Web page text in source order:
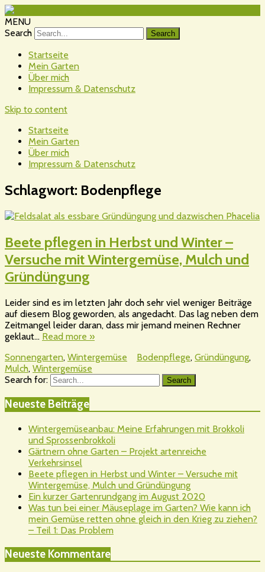
MENU
Search
Startseite
Mein Garten
Über mich
Impressum & Datenschutz
Skip to content
Startseite
Mein Garten
Über mich
Impressum & Datenschutz
Schlagwort: Bodenpflege
Beete pflegen in Herbst und Winter –
Versuche mit Wintergemüse, Mulch und
Gründüngung
Leider sind es im letzten Jahr doch sehr viel weniger Beiträge
auf diesem Blog geworden, als angedacht. Das lag neben dem
Zeitmangel leider daran, dass mir jemand meinen Rechner
geklaut… Read more »
Sonnengarten, Wintergemüse Bodenpflege, Gründüngung,
Mulch, Wintergemüse
Search for:
Search
Neueste Beiträge
Wintergemüseanbau: Meine Erfahrungen mit Brokkoli
und Sprossenbrokkoli
Gärtnern ohne Garten – Projekt artenreiche
Verkehrsinsel
Beete pflegen in Herbst und Winter – Versuche mit
Wintergemüse, Mulch und Gründüngung
Ein kurzer Gartenrundgang im August 2020
Was tun bei einer Mäuseplage im Garten? Wie kann ich
mein Gemüse retten ohne gleich in den Krieg zu ziehen?
– Teil 1: Das Problem
Neueste Kommentare